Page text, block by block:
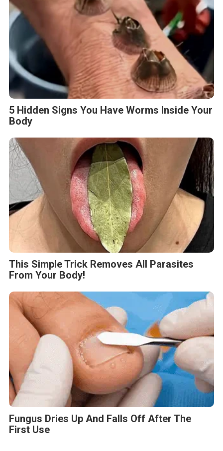
5 Hidden Signs You Have Worms Inside Your
Body
This Simple Trick Removes All Parasites
From Your Body!
Fungus Dries Up And Falls Off After The
First Use